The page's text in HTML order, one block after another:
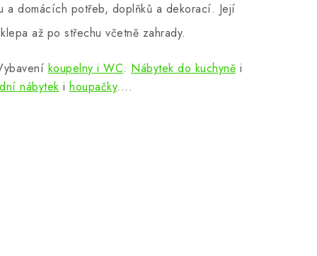
a domácích potřeb, doplňků a dekorací. Její
až po střechu včetně zahrady.
koupelny i WC. Nábytek do kuchyně i
nábytek i houpačky....